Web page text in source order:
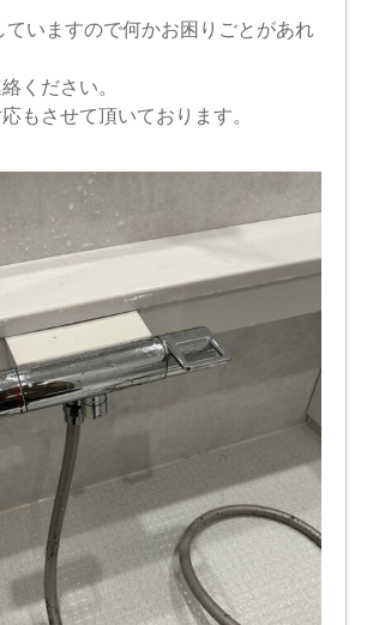
いますので何かお困りごとがあれ
ください。
もさせて頂いております。